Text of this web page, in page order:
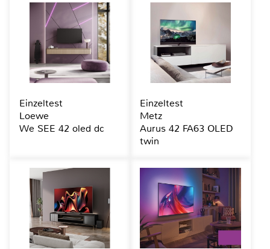
Einzeltest
Loewe
We SEE 42 oled dc
Einzeltest
Metz
Aurus 42 FA63 OLED
twin